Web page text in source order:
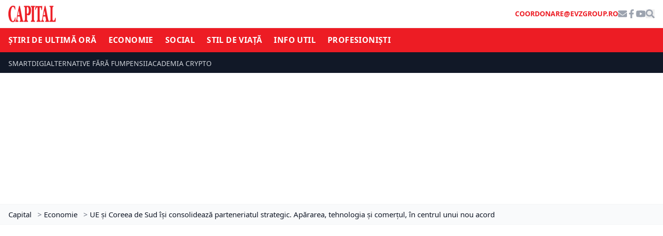
COORDONARE@EVZGROUP.RO
ȘTIRI DE ULTIMĂ ORĂ ECONOMIE SOCIAL STIL DE VIAȚĂ INFO UTIL PROFESIONIȘTI
SMARTDIGIALTERNATIVE FĂRĂ FUMPENSIIACADEMIA CRYPTO
Capital > Economie > UE și Coreea de Sud își consolidează parteneriatul strategic. Apărarea, tehnologia și comerțul, în centrul unui nou acord